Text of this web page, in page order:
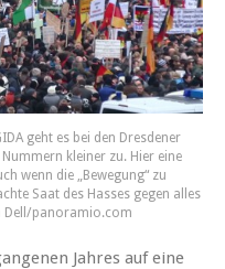
geht es bei den Dresdener
kleiner zu. Hier eine
wenn die „Bewegung“ zu
Saat des Hasses gegen alles
Dell/panoramio.com
Jahres auf eine